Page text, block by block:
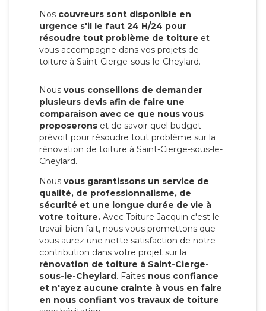
Nos couvreurs sont disponible en
urgence s'il le faut 24 H/24 pour
résoudre tout problème de toiture et
vous accompagne dans vos projets de
toiture à Saint-Cierge-sous-le-Cheylard.
Nous vous conseillons de demander
plusieurs devis afin de faire une
comparaison avec ce que nous vous
proposerons et de savoir quel budget
prévoit pour résoudre tout problème sur la
rénovation de toiture à Saint-Cierge-sous-le-
Cheylard.
Nous vous garantissons un service de
qualité, de professionnalisme, de
sécurité et une longue durée de vie à
votre toiture. Avec Toiture Jacquin c'est le
travail bien fait, nous vous promettons que
vous aurez une nette satisfaction de notre
contribution dans votre projet sur la
rénovation de toiture à Saint-Cierge-
sous-le-Cheylard. Faites nous confiance
et n'ayez aucune crainte à vous en faire
en nous confiant vos travaux de toiture